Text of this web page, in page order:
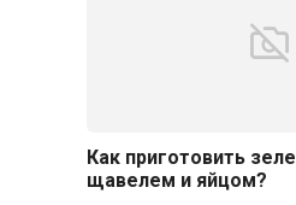
Как приготовить
щавелем и яйцом?